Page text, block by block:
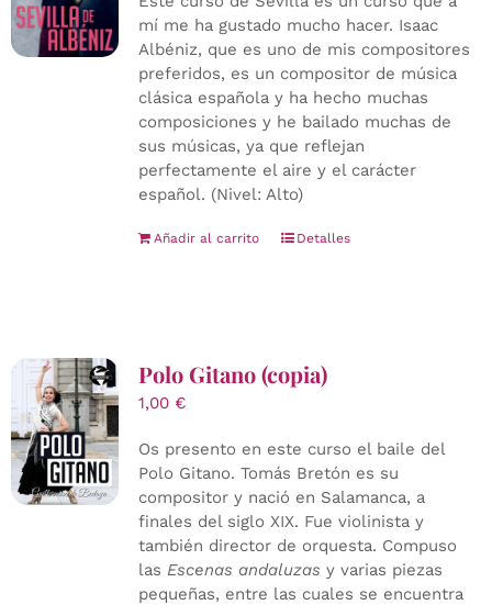
mí me ha gustado mucho hacer. Isaac
Albéniz, que es uno de mis compositores
preferidos, es un compositor de música
clásica española y ha hecho muchas
composiciones y he bailado muchas de
sus músicas, ya que reflejan
perfectamente el aire y el carácter
español. (Nivel: Alto)
Añadir al carrito Detalles
Polo Gitano (copia)
1,00 €
Os presento en este curso el baile del
Polo Gitano. Tomás Bretón es su
compositor y nació en Salamanca, a
finales del siglo XIX. Fue violinista y
también director de orquesta. Compuso
las Escenas andaluzas y varias piezas
pequeñas, entre las cuales se encuentra